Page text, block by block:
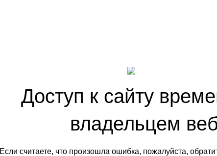
Доступ к сайту
владельцем
Если считаете, что произошла ошибка, пожалуйста,